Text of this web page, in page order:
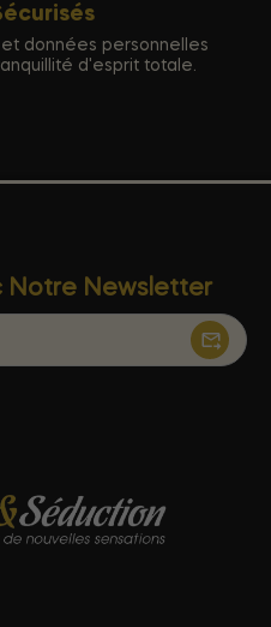
données personnelles
d'esprit totale.
Notre Newsletter